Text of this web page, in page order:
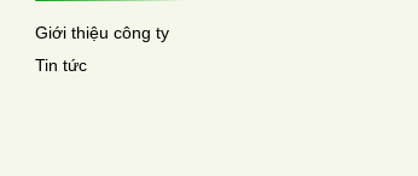
Giới thiệu công ty
Tin tức